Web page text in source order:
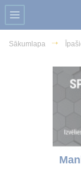
Sākumlapa